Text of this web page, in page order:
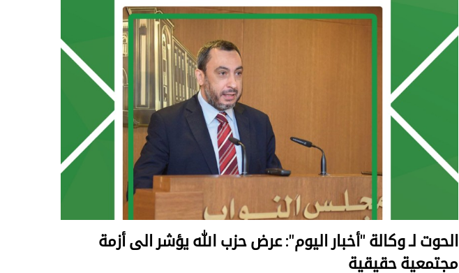
الحوت لـ وكالة "أخبار اليوم": عرض حزب الله يؤشر الى أزمة
مجتمعية حقيقية